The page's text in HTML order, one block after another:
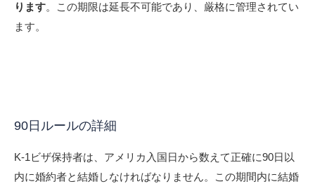
ります。この期限は延長不可能であり、厳格に管理されてい
ます。
90日ルールの詳細
K-1ビザ保持者は、アメリカ入国日から数えて正確に90日以
内に婚約者と結婚しなければなりません。この期間内に結婚